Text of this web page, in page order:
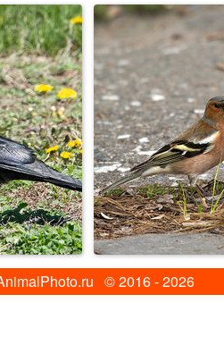
© 2016 - 2026